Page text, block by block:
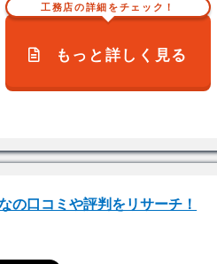
工務店の詳細をチェック！
もっと詳しく見る
の口コミや評判をリサーチ！